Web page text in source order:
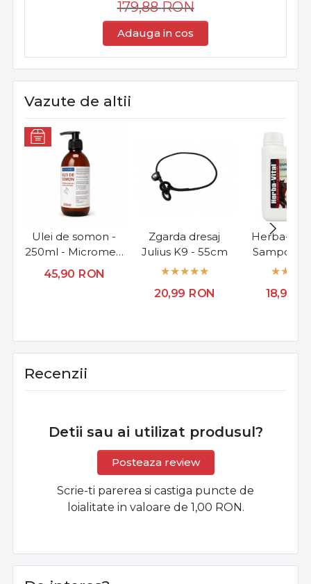
179,88RON
Adauga in cos
Vazute de altii
Ulei de somon -
250ml - Micromed
Vet - Supliment
Omega 3-6-9
companie
45,90 RON
Zgarda dresaj
Julius K9 - 55cm
20,99 RON
Herba-
Sampon
cabaline,
blana
18,99
Recenzii
Detii sau ai utilizat produsul?
Posteaza review
Scrie-ti parerea si castiga puncte de
loialitate in valoare de 1,00 RON.